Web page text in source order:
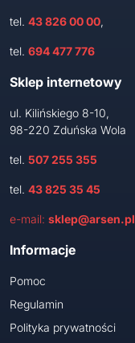
tel. 43 826 00 00,
tel. 694 477 776
Sklep internetowy
ul. Kilińskiego 8-10,
98-220 Zduńska Wola
tel. 507 255 355
tel. 43 825 35 45
e-mail: sklep@arsen.pl
Informacje
Pomoc
Regulamin
Polityka prywatności